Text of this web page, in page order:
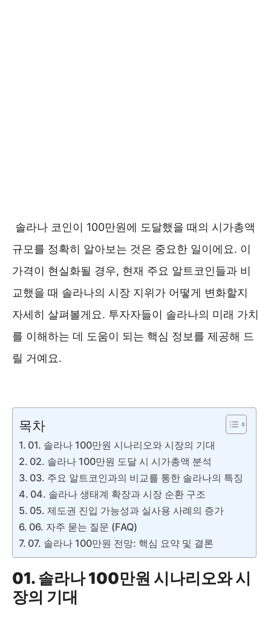
솔라나 코인이 100만원에 도달했을 때의 시가총액
규모를 정확히 알아보는 것은 중요한 일이에요. 이
가격이 현실화될 경우, 현재 주요 알트코인들과 비
교했을 때 솔라나의 시장 지위가 어떻게 변화할지
자세히 살펴볼게요. 투자자들이 솔라나의 미래 가치
를 이해하는 데 도움이 되는 핵심 정보를 제공해 드
릴 거예요.
목차
01. 솔라나 100만원 시나리오와 시장의 기대
02. 솔라나 100만원 도달 시 시가총액 분석
03. 주요 알트코인과의 비교를 통한 솔라나의 특징
04. 솔라나 생태계 확장과 시장 순환 구조
05. 제도권 진입 가능성과 실사용 사례의 증가
06. 자주 묻는 질문 (FAQ)
07. 솔라나 100만원 전망: 핵심 요약 및 결론
01. 솔라나 100만원 시나리오와 시
장의 기대